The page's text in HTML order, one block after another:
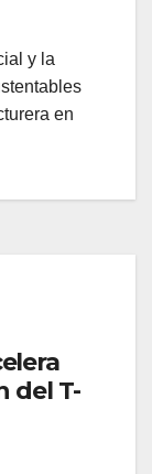
y la
en
del T-